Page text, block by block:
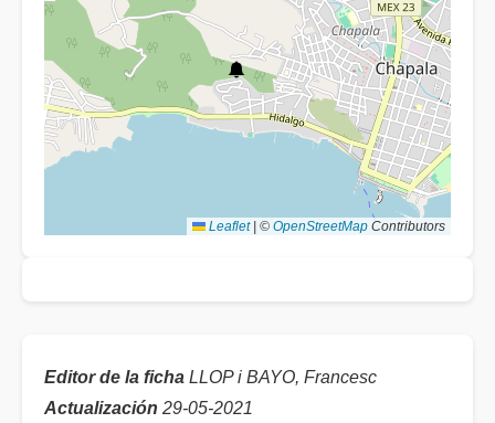
Leaflet © OpenStreetMap Contributors
Editor de la ficha LLOP i BAYO, Francesc
Actualización 29-05-2021